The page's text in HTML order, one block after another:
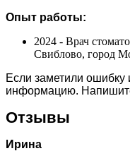
Опыт работы:
2024 - Врач
Свиблово, город
Если заметили ошибку
информацию.
Отзывы
Ирина